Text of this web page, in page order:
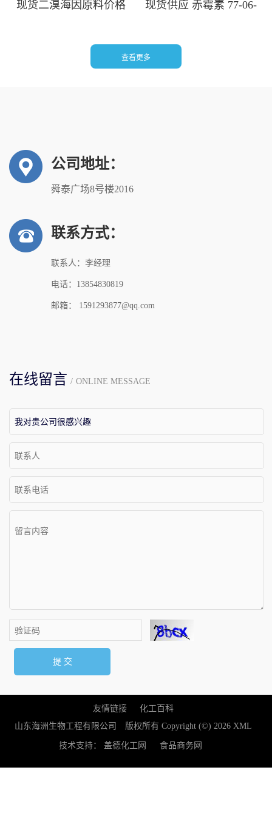
现货二溴海因原料价格 现货供应 赤霉素 77-06-
查看更多
公司地址：
舜泰广场8号楼2016
联系方式：
联系人：李经理
电话：13854830819
邮箱： 1591293877@qq.com
在线留言 / ONLINE MESSAGE
友情链接
化工百科
山东海洲生物工程有限公司
版权所有 Copyright (©) 2026 XML
技术支持： 盖德化工网 食品商务网